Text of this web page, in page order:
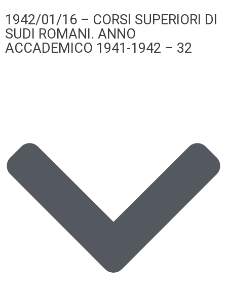
1942/01/16 – CORSI SUPERIORI DI
SUDI ROMANI. ANNO
ACCADEMICO 1941-1942 – 32